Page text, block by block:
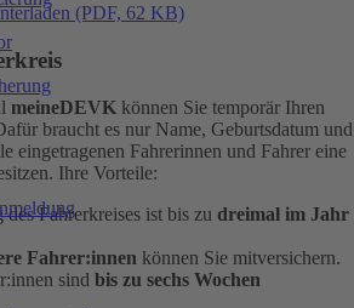
(PDF, 62 KB)
meineDEVK können Sie temporär Ihren
braucht es nur Name, Geburtsdatum und
eingetragenen Fahrerinnen und Fahrer eine
Ihre Vorteile:
Fahrerkreises ist bis zu dreimal im Jahr
Fahrer:innen können Sie mitversichern.
sind bis zu sechs Wochen